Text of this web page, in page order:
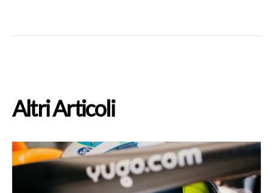
Altri Articoli